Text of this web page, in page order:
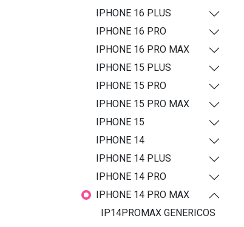
IPHONE 16 PLUS
IPHONE 16 PRO
IPHONE 16 PRO MAX
IPHONE 15 PLUS
IPHONE 15 PRO
IPHONE 15 PRO MAX
IPHONE 15
IPHONE 14
IPHONE 14 PLUS
IPHONE 14 PRO
IPHONE 14 PRO MAX
IP14PROMAX GENERICOS